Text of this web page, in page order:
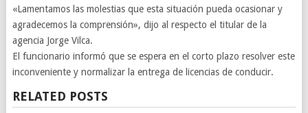
«Lamentamos las molestias que esta situación pueda ocasionar y
agradecemos la comprensión», dijo al respecto el titular de la
agencia Jorge Vilca.
El funcionario informó que se espera en el corto plazo resolver este
inconveniente y normalizar la entrega de licencias de conducir.
RELATED POSTS